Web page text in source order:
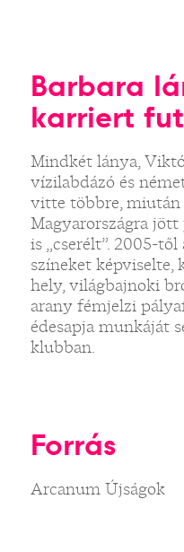
Barbara
karriert
Mindkét lánya,
vízilabdázó és
vitte többre, miután
Magyarországra
is „cserélt”. 2005-
színeket
hely, világbajnoki
arany fémjelzi
édesapja munkáját
klubban.
Forrás
Arcanum Újságok